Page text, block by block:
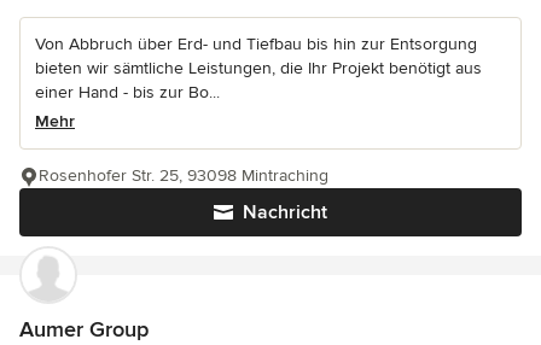
Von Abbruch über Erd- und Tiefbau bis hin zur Entsorgung
bieten wir sämtliche Leistungen, die Ihr Projekt benötigt aus
einer Hand - bis zur Bo...
Mehr
Nachricht
Rosenhofer Str. 25, 93098 Mintraching
Aumer Group